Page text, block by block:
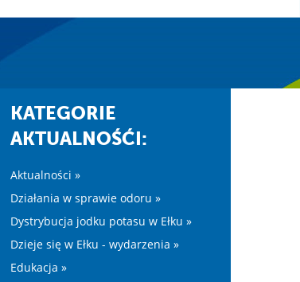
KATEGORIE
AKTUALNOŚĆI:
Aktualności »
Działania w sprawie odoru »
Dystrybucja jodku potasu w Ełku »
Dzieje się w Ełku - wydarzenia »
Edukacja »